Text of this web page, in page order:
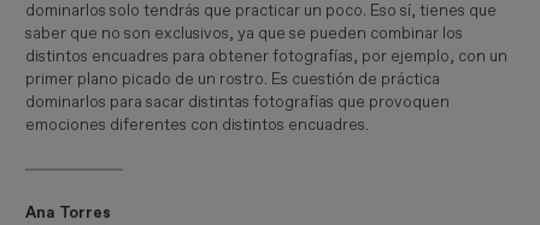
dominarlos solo tendrás que practicar un poco. Eso sí, tienes que
saber que no son exclusivos, ya que se pueden combinar los
distintos encuadres para obtener fotografías, por ejemplo, con un
primer plano picado de un rostro. Es cuestión de práctica
dominarlos para sacar distintas fotografías que provoquen
emociones diferentes con distintos encuadres.
Ana Torres